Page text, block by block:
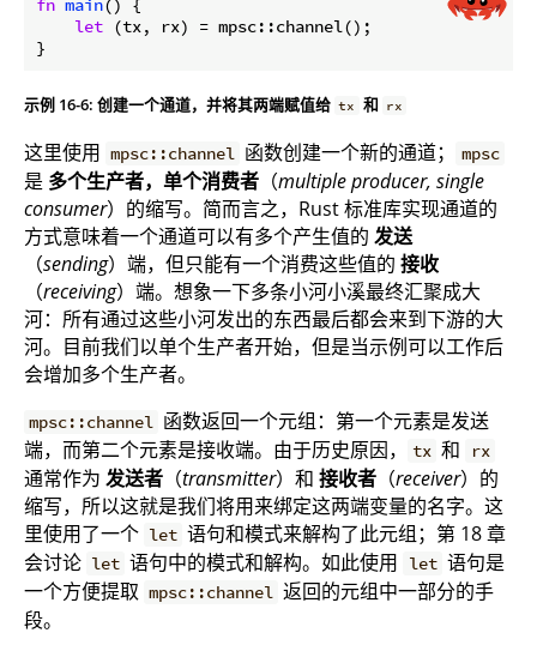
fn main() {
let (tx, rx) = mpsc::channel();
}
示例 16-6: 创建一个通道，并将其两端赋值给 tx 和 rx
这里使用 mpsc::channel 函数创建一个新的通道； mpsc
是 多个生产者，单个消费者 （multiple producer, single
consumer）的缩写。简而言之，Rust 标准库实现通道的
方式意味着一个通道可以有多个产生值的 发送
（sending）端，但只能有一个消费这些值的 接收
（receiving）端。想象一下多条小河小溪最终汇聚成大
河：所有通过这些小河发出的东西最后都会来到下游的大
河。目前我们以单个生产者开始，但是当示例可以工作后
会增加多个生产者。
mpsc::channel 函数返回一个元组：第一个元素是发送
端，而第二个元素是接收端。由于历史原因，
tx 和 rx
通常作为 发送者 （transmitter）和 接收者 （receiver）的
缩写，所以这就是我们将用来绑定这两端变量的名字。这
里使用了一个 let 语句和模式来解构了此元组；第 18 章
会讨论 let 语句中的模式和解构。如此使用 let 语句是
一个方便提取 mpsc::channel 返回的元组中一部分的手
段。